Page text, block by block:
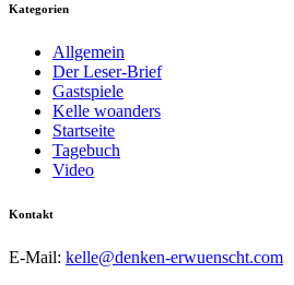
Kategorien
Allgemein
Der Leser-Brief
Gastspiele
Kelle woanders
Startseite
Tagebuch
Video
Kontakt
E-Mail: kelle@denken-erwuenscht.com